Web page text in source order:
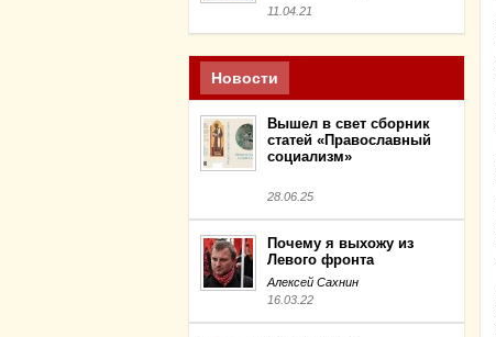
11.04.21
Новости
Вышел в свет сборник
статей «Православный
социализм»
28.06.25
Почему я выхожу из
Левого фронта
Алексей Сахнин
16.03.22